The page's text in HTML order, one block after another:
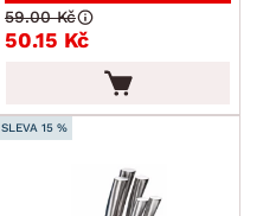
50.15 Kč
59.00 Kč
SLEVA 15 %